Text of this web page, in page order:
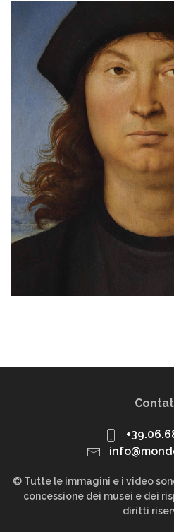
© Tutte le immagini e i video
concessione dei musei e dei
diritti